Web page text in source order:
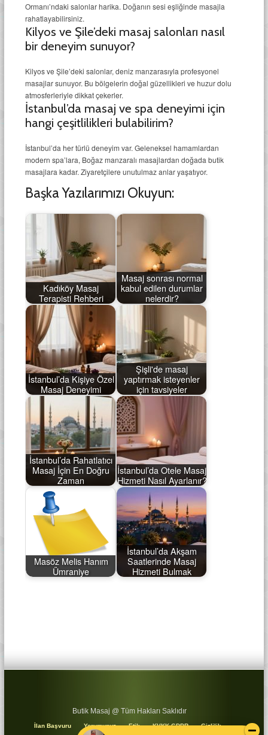
Ormanı’ndaki salonlar harika. Doğanın sesi eşliğinde masajla
rahatlayabilirsiniz.
Kilyos ve Şile’deki masaj salonları nasıl
bir deneyim sunuyor?
Kilyos ve Şile’deki salonlar, deniz manzarasıyla profesyonel
masajlar sunuyor. Bu bölgelerin doğal güzellikleri ve huzur dolu
atmosferleriyle dikkat çekerler.
İstanbul’da masaj ve spa deneyimi için
hangi çeşitlilikleri bulabilirim?
İstanbul’da her türlü deneyim var. Geleneksel hamamlardan
modern spa’lara, Boğaz manzaralı masajlardan doğada butik
masajlara kadar. Ziyaretçilere unutulmaz anlar yaşatıyor.
Başka Yazılarımızı Okuyun:
Kadıköy Masaj
Terapisti Rehberi
Masaj sonrası normal
kabul edilen durumlar
nelerdir?
İstanbul’da Kişiye Özel
Masaj Deneyimi
Şişli'de masaj
yaptırmak isteyenler
için tavsiyeler
İstanbul’da Rahatlatıcı
Masaj İçin En Doğru
Zaman
İstanbul’da Otele Masaj
Hizmeti Nasıl Ayarlanır?
Masöz Melis Hanım
Ümraniye
İstanbul’da Akşam
Saatlerinde Masaj
Hizmeti Bulmak
Butik Masaj @ Tüm Hakları Saklıdır
İlan Başvuru Yorumunuz Etik KVKK GDPR
Gizlilik